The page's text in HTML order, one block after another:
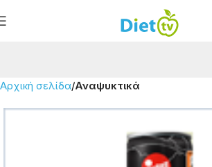
Αρχική σελίδα Αναψυκτικά